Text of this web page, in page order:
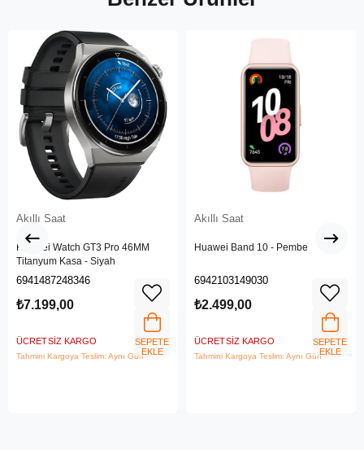
Akıllı Saat
Huawei Watch GT3 Pro 46MM
Titanyum Kasa - Siyah
6941487248346
₺7.199,00
ÜCRETSIZ KARGO
Tahmini Kargoya Teslim: Aynı Gün
SEPETE
EKLE
Akıllı Saat
Huawei Band 10 - Pembe
6942103149030
₺2.499,00
ÜCRETSIZ KARGO
Tahmini Kargoya Teslim: Aynı Gün
SEPETE
EKLE